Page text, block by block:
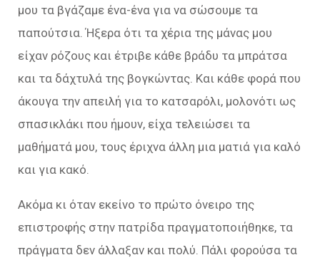
μου τα βγάζαμε ένα-ένα για να σώσουμε τα
παπούτσια. Ήξερα ότι τα χέρια της μάνας μου
είχαν ρόζους και έτριβε κάθε βράδυ τα μπράτσα
και τα δάχτυλά της βογκώντας. Και κάθε φορά που
άκουγα την απειλή για το κατσαρόλι, μολονότι ως
σπασικλάκι που ήμουν, είχα τελειώσει τα
μαθήματά μου, τους έριχνα άλλη μια ματιά για καλό
και για κακό.
Ακόμα κι όταν εκείνο το πρώτο όνειρο της
επιστροφής στην πατρίδα πραγματοποιήθηκε, τα
πράγματα δεν άλλαξαν και πολύ. Πάλι φορούσα τα